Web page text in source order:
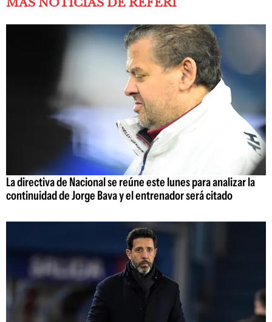
La directiva de Nacional se reúne este lunes para analizar la
continuidad de Jorge Bava y el entrenador será citado